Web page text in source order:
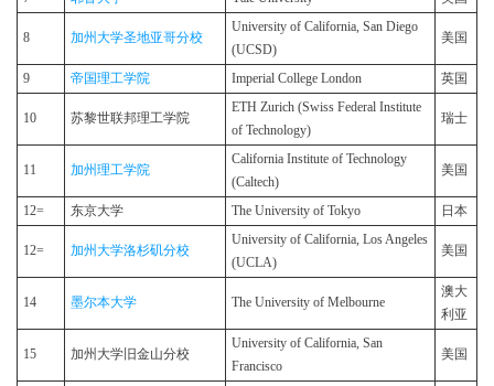
8 加州大学圣地亚哥分校
University of California, San Diego
(UCSD)
美国
9 帝国理工学院 Imperial College London 英国
10 苏黎世联邦理工学院
ETH Zurich (Swiss Federal Institute
of Technology)
瑞士
11 加州理工学院
California Institute of Technology
(Caltech)
美国
12= 东京大学 The University of Tokyo 日本
12= 加州大学洛杉矶分校
University of California, Los Angeles
(UCLA)
美国
14 墨尔本大学 The University of Melbourne
澳大
利亚
15 加州大学旧金山分校
University of California, San
Francisco
美国